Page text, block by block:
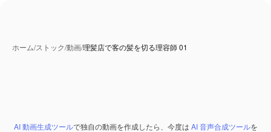
ホーム/ストック/動画/理髪店で客の髪を切る理容師 01
AI 動画生成ツールで独自の動画を作成したら、今度は AI 音声合成ツールを